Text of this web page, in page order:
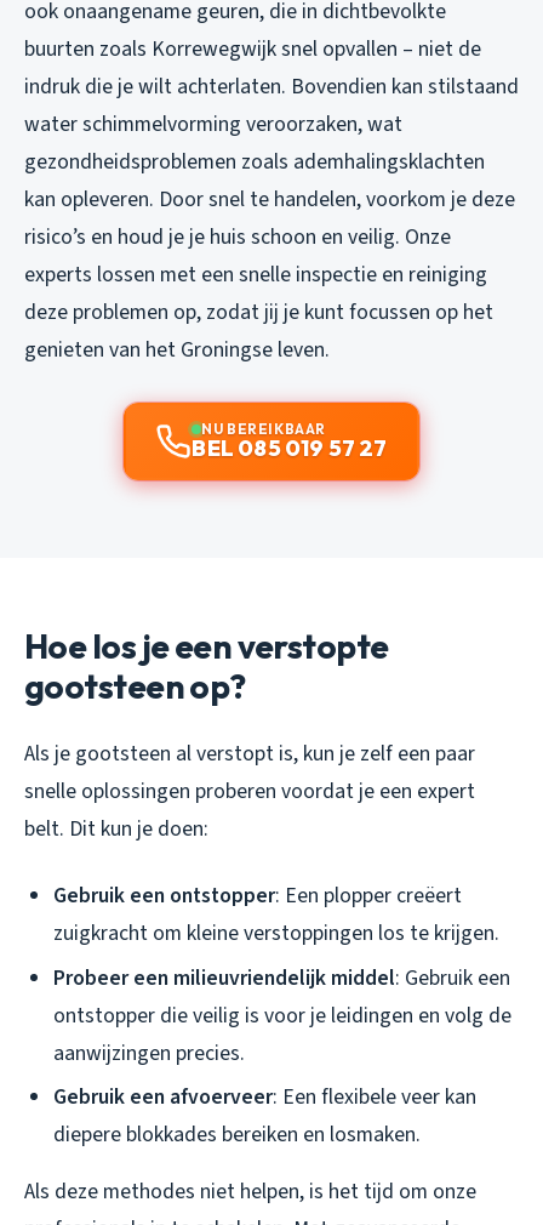
ook onaangename geuren, die in dichtbevolkte
buurten zoals Korrewegwijk snel opvallen – niet de
indruk die je wilt achterlaten. Bovendien kan stilstaand
water schimmelvorming veroorzaken, wat
gezondheidsproblemen zoals ademhalingsklachten
kan opleveren. Door snel te handelen, voorkom je deze
risico’s en houd je je huis schoon en veilig. Onze
experts lossen met een snelle inspectie en reiniging
deze problemen op, zodat jij je kunt focussen op het
genieten van het Groningse leven.
NU BEREIKBAAR
BEL 085 019 57 27
Hoe los je een verstopte
gootsteen op?
Als je gootsteen al verstopt is, kun je zelf een paar
snelle oplossingen proberen voordat je een expert
belt. Dit kun je doen:
Gebruik een ontstopper: Een plopper creëert
zuigkracht om kleine verstoppingen los te krijgen.
Probeer een milieuvriendelijk middel: Gebruik een
ontstopper die veilig is voor je leidingen en volg de
aanwijzingen precies.
Gebruik een afvoerveer: Een flexibele veer kan
diepere blokkades bereiken en losmaken.
Als deze methodes niet helpen, is het tijd om onze